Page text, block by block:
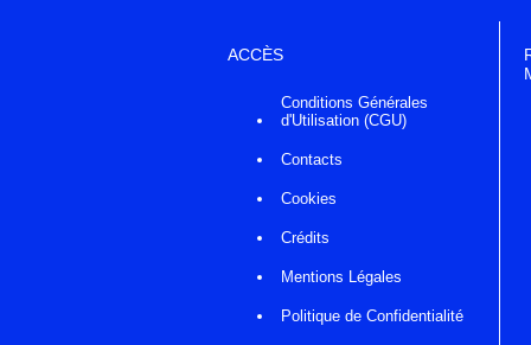
ACCÈS
Conditions Générales
d'Utilisation (CGU)
Contacts
Cookies
Crédits
Mentions Légales
Politique de Confidentialité